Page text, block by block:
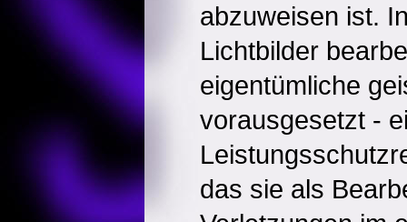
abzuweisen ist.
Lichtbilder
eigentümliche
vorausgesetzt -
das sie als